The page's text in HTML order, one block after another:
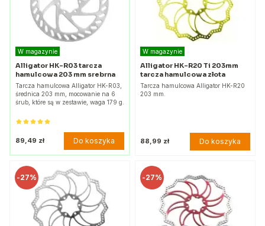
W magazynie
Alligator HK-R03 tarcza
hamulcowa 203 mm srebrna
Tarcza hamulcowa Alligator HK-R03,
średnica 203 mm, mocowanie na 6
śrub, które są w zestawie, waga 179 g.
89,49 zł Do koszyka
W magazynie
Alligator HK-R20 Ti 203mm
tarcza hamulcowa złota
Tarcza hamulcowa Alligator HK-R20
203 mm.
88,99 zł Do koszyka
-27% -27%